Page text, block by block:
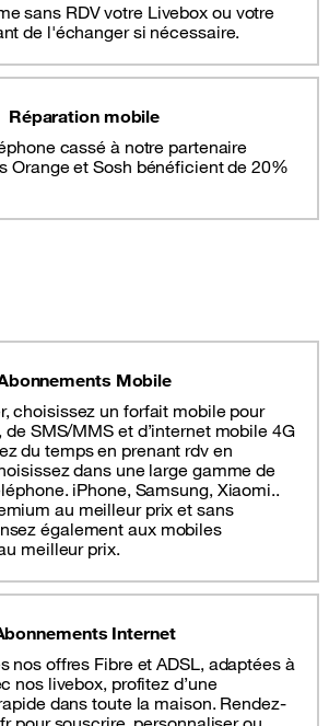
sans RDV votre Livebox ou votre
de l'échanger si nécessaire.
Réparation mobile
cassé à notre partenaire
Orange et Sosh bénéficient de 20%
Mobile
choisissez un forfait mobile pour
de SMS/MMS et d’internet mobile 4G
du temps en prenant rdv en
dans une large gamme de
iPhone, Samsung, Xiaomi..
au meilleur prix et sans
également aux mobiles
meilleur prix.
Internet
nos offres Fibre et ADSL, adaptées à
nos livebox, profitez d’une
dans toute la maison. Rendez-